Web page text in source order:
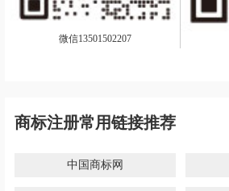
微信13501502207
商标注册常用链接推荐
中国商标网